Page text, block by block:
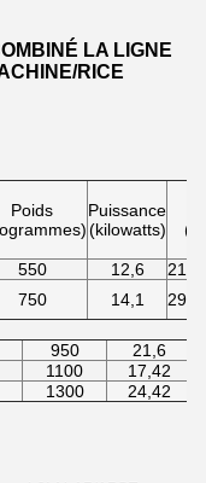
LA LIGNE
RICE
Poids
Puissance
(kilowatts)
550 12,6
750 14,1
950
21,6
1100
17,42
1300 24,42